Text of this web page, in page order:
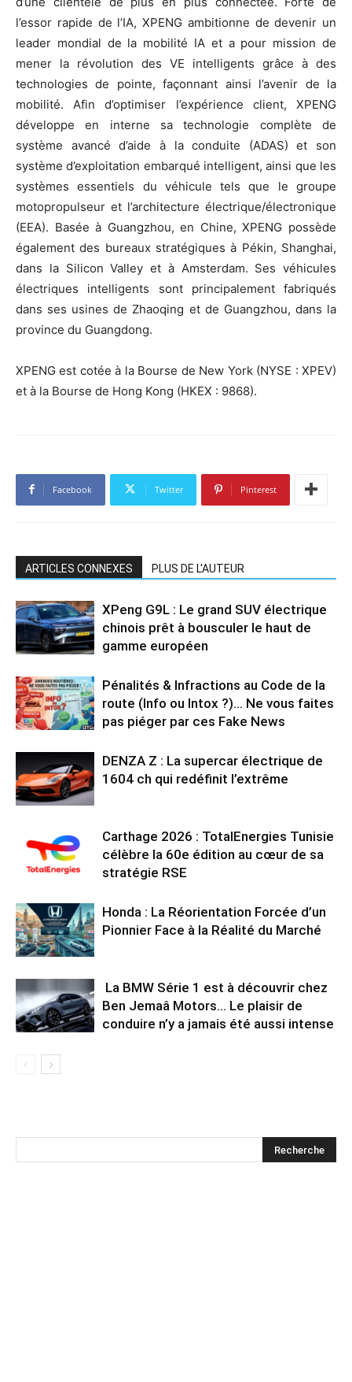
l’essor rapide de l’IA, XPENG ambitionne de devenir un
leader mondial de la mobilité IA et a pour mission de
mener la révolution des VE intelligents grâce à des
technologies de pointe, façonnant ainsi l’avenir de la
mobilité. Afin d’optimiser l’expérience client, XPENG
développe en interne sa technologie complète de
système avancé d’aide à la conduite (ADAS) et son
système d’exploitation embarqué intelligent, ainsi que les
systèmes essentiels du véhicule tels que le groupe
motopropulseur et l’architecture électrique/électronique
(EEA). Basée à Guangzhou, en Chine, XPENG possède
également des bureaux stratégiques à Pékin, Shanghai,
dans la Silicon Valley et à Amsterdam. Ses véhicules
électriques intelligents sont principalement fabriqués
dans ses usines de Zhaoqing et de Guangzhou, dans la
province du Guangdong.
XPENG est cotée à la Bourse de New York (NYSE : XPEV)
et à la Bourse de Hong Kong (HKEX : 9868).
Facebook Twitter Pinterest
ARTICLES CONNEXES PLUS DE L'AUTEUR
XPeng G9L : Le grand SUV électrique
chinois prêt à bousculer le haut de
gamme européen
Pénalités & Infractions au Code de la
route (Info ou Intox ?)… Ne vous faites
pas piéger par ces Fake News
DENZA Z : La supercar électrique de
1604 ch qui redéfinit l’extrême
Carthage 2026 : TotalEnergies Tunisie
célèbre la 60e édition au cœur de sa
stratégie RSE
Honda : La Réorientation Forcée d’un
Pionnier Face à la Réalité du Marché
La BMW Série 1 est à découvrir chez
Ben Jemaâ Motors… Le plaisir de
conduire n’y a jamais été aussi intense